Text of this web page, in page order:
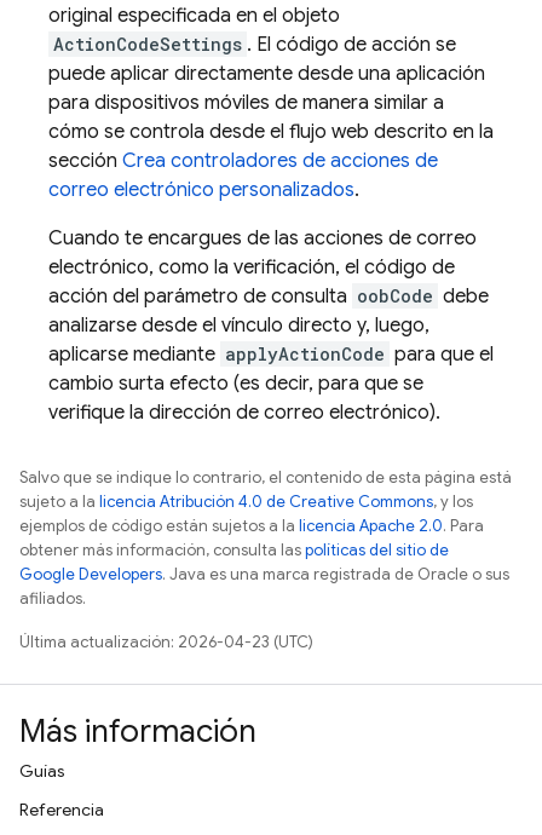
original especificada en el objeto
ActionCodeSettings . El código de acción se
puede aplicar directamente desde una aplicación
para dispositivos móviles de manera similar a
cómo se controla desde el flujo web descrito en la
sección Crea controladores de acciones de
correo electrónico personalizados.
Cuando te encargues de las acciones de correo
electrónico, como la verificación, el código de
acción del parámetro de consulta oobCode debe
analizarse desde el vínculo directo y, luego,
aplicarse mediante applyActionCode para que el
cambio surta efecto (es decir, para que se
verifique la dirección de correo electrónico).
Salvo que se indique lo contrario, el contenido de esta página está
sujeto a la licencia Atribución 4.0 de Creative Commons, y los
ejemplos de código están sujetos a la licencia Apache 2.0. Para
obtener más información, consulta laspolíticas del sitio de
Google Developers. Java es una marca registrada de Oracle o sus
afiliados.
Última actualización: 2026-04-23 (UTC)
Más información
Guías
Referencia